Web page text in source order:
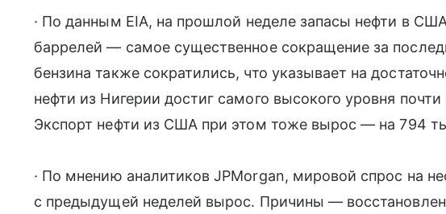
· По данным EIA, на прошлой неделе запасы нефти в
баррелей — самое существенное сокращение за
бензина также сократились, что указывает на
нефти из Нигерии достиг самого высокого уровня
Экспорт нефти из США при этом тоже вырос — на 794
· По мнению аналитиков JPMorgan, мировой спрос на
с предыдущей неделей вырос. Причины —